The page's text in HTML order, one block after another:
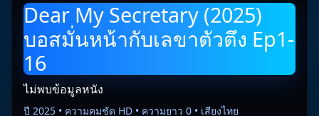
Dear My Secretary (2025)
บอสมั่นหน้ากับเลขาตัวตึง Ep1-
16
ไม่พบข้อมูลหนัง
ปี 2025 • ความคมชัด HD • ความยาว 0 • เสียงไทย